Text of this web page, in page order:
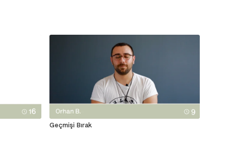
Geçmişi Bırak